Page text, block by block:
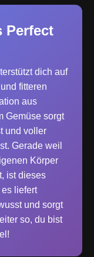
Perfect
dich auf
fitteren
aus
Gemüse sorgt
und voller
Gerade weil
Körper
ist dieses
liefert
und sorgt
so, du bist